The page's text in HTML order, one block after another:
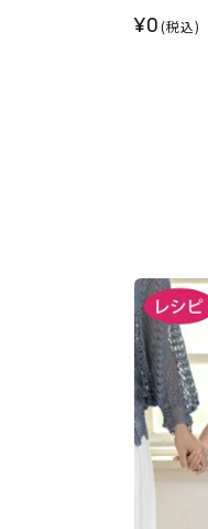
¥0(税込)